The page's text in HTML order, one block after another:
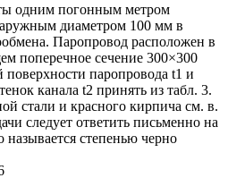
одним погонным метром
диаметром 100 мм в
Паропровод расположен в
поперечное сечение 300×300
паропровода t1 и
канала t2 принять из табл. 3.
стали и красного кирпича см. в.
следует ответить письменно на
степенью черно